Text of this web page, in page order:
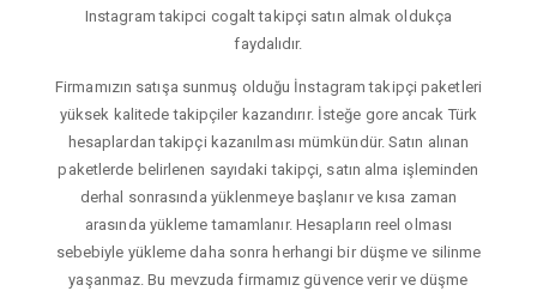
Instagram takipci cogalt takipçi satın almak oldukça
faydalıdır.
Firmamızın satışa sunmuş olduğu İnstagram takipçi paketleri
yüksek kalitede takipçiler kazandırır. İsteğe gore ancak Türk
hesaplardan takipçi kazanılması mümkündür. Satın alınan
paketlerde belirlenen sayıdaki takipçi, satın alma işleminden
derhal sonrasında yüklenmeye başlanır ve kısa zaman
arasında yükleme tamamlanır. Hesapların reel olması
sebebiyle yükleme daha sonra herhangi bir düşme ve silinme
yaşanmaz. Bu mevzuda firmamız güvence verir ve düşme